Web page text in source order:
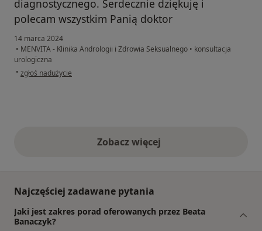
diagnostycznego. Serdecznie dziękuję i
polecam wszystkim Panią doktor
14 marca 2024
• MENVITA - Klinika Andrologii i Zdrowia Seksualnego • konsultacja
urologiczna
• w opinii użytkownika Konto zostało usunięte
zgłoś nadużycie
Zobacz więcejopinie powyżej
Najczęściej zadawane pytania
Jaki jest zakres porad oferowanych przez Beata
Banaczyk?